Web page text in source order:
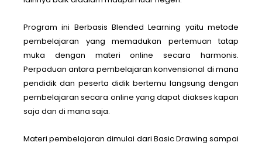
Program ini Berbasis Blended Learning yaitu metode
pembelajaran yang memadukan pertemuan tatap
muka dengan materi online secara harmonis.
Perpaduan antara pembelajaran konvensional di mana
pendidik dan peserta didik bertemu langsung dengan
pembelajaran secara online yang dapat diakses kapan
saja dan di mana saja.
Materi pembelajaran dimulai dari Basic Drawing sampai